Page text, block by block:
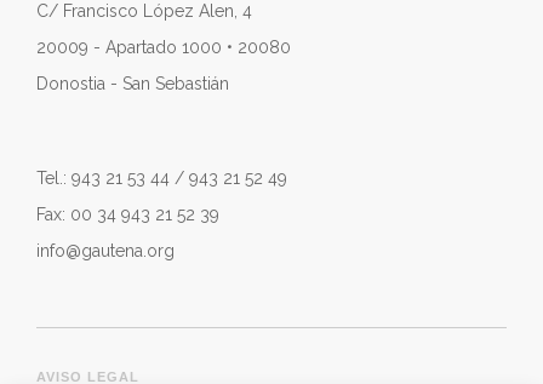
C/ Francisco López Alen, 4
20009 - Apartado 1000 • 20080
Donostia - San Sebastián
Tel.: 943 21 53 44 / 943 21 52 49
Fax: 00 34 943 21 52 39
info@gautena.org
AVISO LEGAL